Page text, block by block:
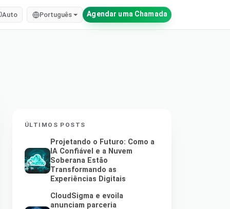
Auto Português Agendar uma Chamada
ÚLTIMOS POSTS
Projetando o Futuro: Como a
IA Confiável e a Nuvem
Soberana Estão
Transformando as
Experiências Digitais
CloudSigma e evoila
anunciam parceria